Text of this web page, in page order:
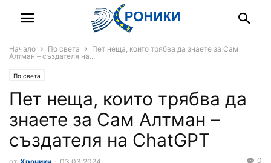
Начало По света
Пет неща, които трябва да знаете за Сам
Алтман – създателя на...
По света
Пет неща, които трябва да
знаете за Сам Алтман –
създателя на ChatGPT
0